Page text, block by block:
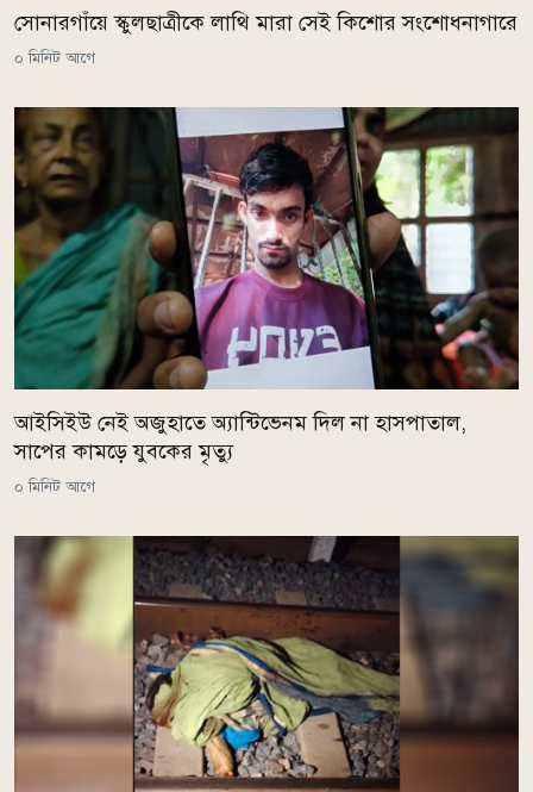
সোনারগাঁয়ে স্কুলছাত্রীকে লাথি মারা সেই কিশোর সংশোধনাগারে
০ মিনিট আগে
আইসিইউ নেই অজুহাতে অ্যান্টিভেনম দিল না হাসপাতাল,
সাপের কামড়ে যুবকের মৃত্যু
০ মিনিট আগে